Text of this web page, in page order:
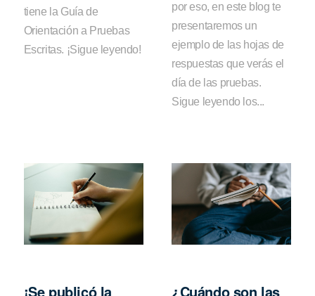
tiene la Guía de
Orientación a Pruebas
Escritas. ¡Sigue leyendo!
por eso, en este blog te
presentaremos un
ejemplo de las hojas de
respuestas que verás el
día de las pruebas.
Sigue leyendo los...
¡Se publicó la ¿Cuándo son las